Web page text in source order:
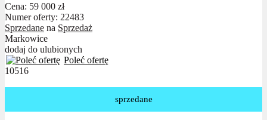
Cena: 59 000 zł
Numer oferty: 22483
Sprzedane na Sprzedaż
Markowice
dodaj do ulubionych
Poleć ofertę
10516
sprzedane